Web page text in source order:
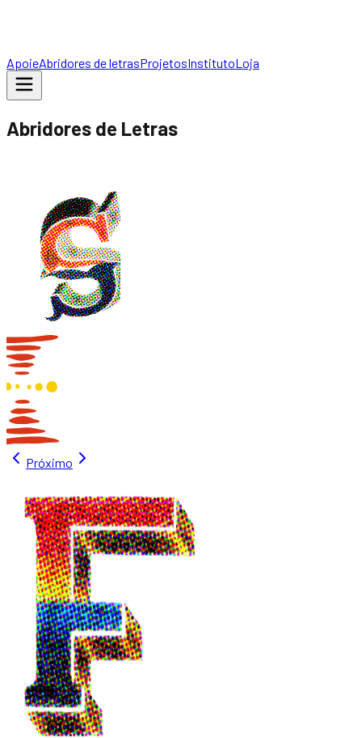
ApoieAbridores de letrasProjetosInstitutoLoja
Abridores de Letras
Próximo